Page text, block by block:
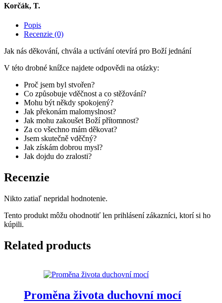
Korčák, T.
Popis
Recenzie (0)
Jak nás děkování, chvála a uctívání otevírá pro Boží jednání
V této drobné knížce najdete odpovědi na otázky:
Proč jsem byl stvořen?
Co způsobuje vděčnost a co stěžování?
Mohu být někdy spokojený?
Jak překonám malomyslnost?
Jak mohu zakoušet Boží přítomnost?
Za co všechno mám děkovat?
Jsem skutečně vděčný?
Jak získám dobrou mysl?
Jak dojdu do zralosti?
Recenzie
Nikto zatiaľ nepridal hodnotenie.
Tento produkt môžu ohodnotiť len prihlásení zákazníci, ktorí si ho
kúpili.
Related products
Proměna života duchovní mocí